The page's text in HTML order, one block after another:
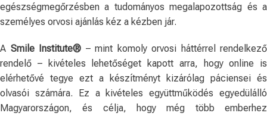
egészségmegőrzésben a tudományos megalapozottság és a
személyes orvosi ajánlás kéz a kézben jár.
A Smile Institute® – mint komoly orvosi háttérrel rendelkező
rendelő – kivételes lehetőséget kapott arra, hogy online is
elérhetővé tegye ezt a készítményt kizárólag páciensei és
olvasói számára. Ez a kivételes együttműködés egyedülálló
Magyarországon, és célja, hogy még több emberhez